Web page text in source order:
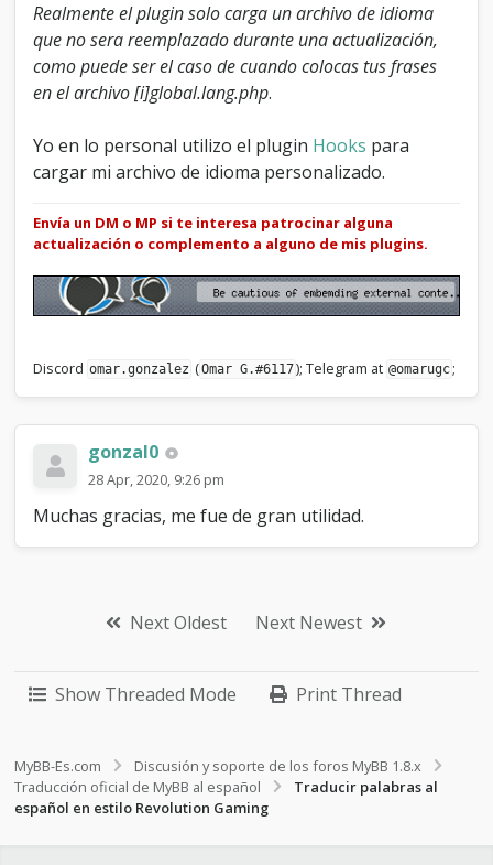
Realmente el plugin solo carga un archivo de idioma
que no sera reemplazado durante una actualización,
como puede ser el caso de cuando colocas tus frases
en el archivo [i]global.lang.php.
Yo en lo personal utilizo el plugin Hooks para
cargar mi archivo de idioma personalizado.
Envía un DM o MP si te interesa patrocinar alguna
actualización o complemento a alguno de mis plugins.
Discord omar.gonzalez (Omar G.#6117); Telegram at @omarugc ;
gonzal0
28 Apr, 2020, 9:26 pm
Muchas gracias, me fue de gran utilidad.
Next Oldest Next Newest
Show Threaded Mode Print Thread
MyBB-Es.com
Discusión y soporte de los foros MyBB 1.8.x
Traducción oficial de MyBB al español
Traducir palabras al
español en estilo Revolution Gaming